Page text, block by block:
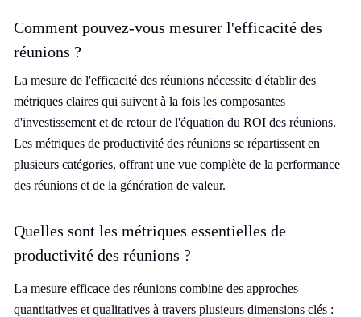
Comment pouvez-vous mesurer l'efficacité des
réunions ?
La mesure de l'efficacité des réunions nécessite d'établir des
métriques claires qui suivent à la fois les composantes
d'investissement et de retour de l'équation du ROI des réunions.
Les métriques de productivité des réunions se répartissent en
plusieurs catégories, offrant une vue complète de la performance
des réunions et de la génération de valeur.
Quelles sont les métriques essentielles de
productivité des réunions ?
La mesure efficace des réunions combine des approches
quantitatives et qualitatives à travers plusieurs dimensions clés :